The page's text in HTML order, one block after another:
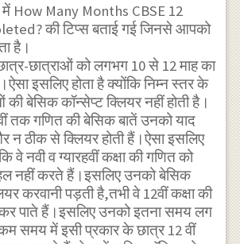
How Many Months CBSE 12
की टिप्स बताई गई जिनसे आपको
है।
छात्राओं को लगभग 10 से 12 माह का
इसलिए होता है क्योंकि निम्न स्तर के
की बेसिक कॉन्सेप्ट क्लियर नहीं होती है।
तक गणित की बेसिक बातें उनको याद
न ठीक से क्लियर होती हैं।ऐसा इसलिए
वे नवी व ग्यारहवीं कक्षा की गणित को
हल नहीं करते हैं।इसलिए उनको बेसिक
करवानी पड़ती है,तभी वे 12वीं कक्षा की
पाते हैं।इसलिए उनको इतना समय लग
समय में इसी प्रकार के छात्र 12 वीं